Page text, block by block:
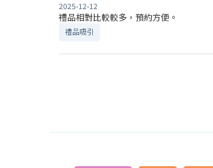
2025-12-12
禮品相對比較較多，預約方便。
禮品吸引